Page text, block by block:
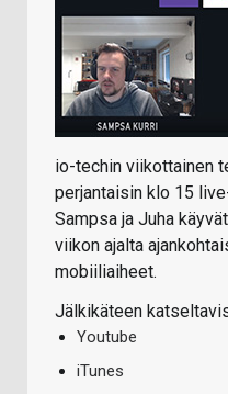
io-techin viikottainen
perjantaisin klo 15
Sampsa ja Juha
viikon ajalta
mobiiliaiheet.
Jälkikäteen
Youtube
iTunes